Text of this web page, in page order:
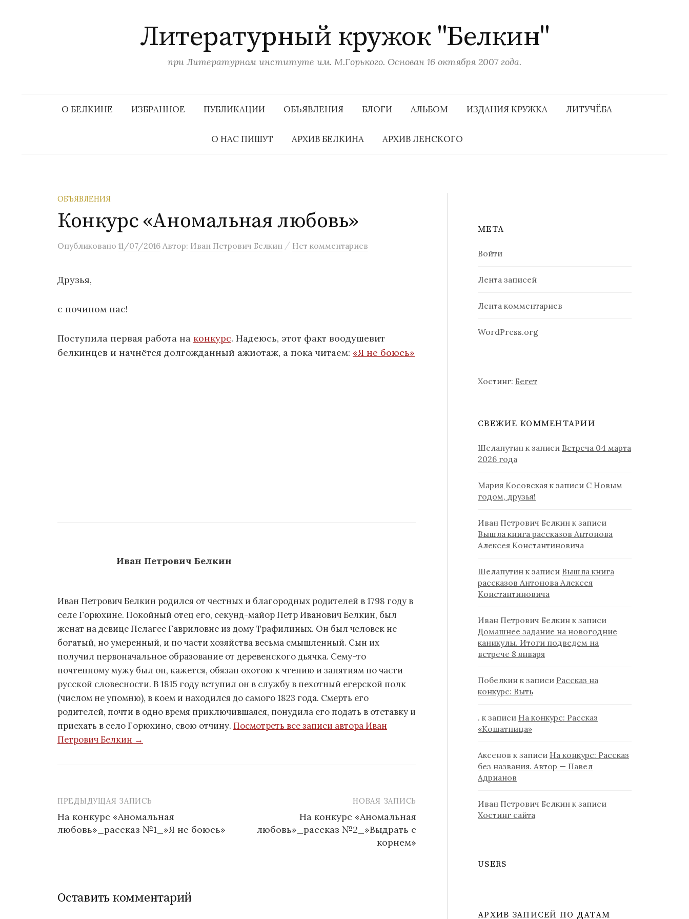
и
Литературный кружок "Белкин"
при Литературном институте им. М.Горького. Основан 16 октября 2007 года.
О БЕЛКИНЕ ИЗБРАННОЕ ПУБЛИКАЦИИ ОБЪЯВЛЕНИЯ БЛОГИ АЛЬБОМ ИЗДАНИЯ КРУЖКА ЛИТУЧЁБА
О НАС ПИШУТ АРХИВ БЕЛКИНА АРХИВ ЛЕНСКОГО
ОБЪЯВЛЕНИЯ
Конкурс «Аномальная любовь»
Опубликовано 11/07/2016 Автор: Иван Петрович Белкин / Нет комментариев
Друзья,
с почином нас!
Поступила первая работа на конкурс. Надеюсь, этот факт воодушевит
белкинцев и начнётся долгожданный ажиотаж, а пока читаем: «Я не боюсь»
Иван Петрович Белкин
Иван Петрович Белкин родился от честных и благородных родителей в 1798 году в
селе Горюхине. Покойный отец его, секунд-майор Петр Иванович Белкин, был
женат на девице Пелагее Гавриловне из дому Трафилиных. Он был человек не
богатый, но умеренный, и по части хозяйства весьма смышленный. Сын их
получил первоначальное образование от деревенского дьячка. Сему-то
почтенному мужу был он, кажется, обязан охотою к чтению и занятиям по части
русской словесности. В 1815 году вступил он в службу в пехотный егерской полк
(числом не упомню), в коем и находился до самого 1823 года. Смерть его
родителей, почти в одно время приключившаяся, понудила его подать в отставку и
приехать в село Горюхино, свою отчину. Посмотреть все записи автора Иван
Петрович Белкин →
Н
и
ПРЕДЫДУЩАЯ ЗАПИСЬ
На конкурс «Аномальная
любовь»_рассказ №1_»Я не боюсь»
НОВАЯ ЗАПИСЬ
На конкурс «Аномальная
любовь»_рассказ №2_»Выдрать с
корнем»
Оставить комментарий
МЕТА
Войти
Лента записей
Лента комментариев
WordPress.org
Хостинг: Бегет
СВЕЖИЕ КОММЕНТАРИИ
Шелапутин к записи Встреча 04 марта
2026 года
Мария Косовская к записи С Новым
годом, друзья!
Иван Петрович Белкин к записи
Вышла книга рассказов Антонова
Алексея Константиновича
Шелапутин к записи Вышла книга
рассказов Антонова Алексея
Константиновича
Иван Петрович Белкин к записи
Домашнее задание на новогодние
каникулы. Итоги подведем на
встрече 8 января
Побелкин к записи Рассказ на
конкурс: Выть
. к записи На конкурс: Рассказ
«Кошатница»
Аксенов к записи На конкурс: Рассказ
без названия. Автор — Павел
Адрианов
Иван Петрович Белкин к записи
Хостинг сайта
USERS
АРХИВ ЗАПИСЕЙ ПО ДАТАМ